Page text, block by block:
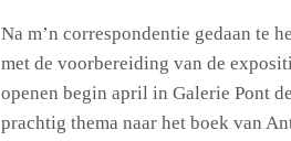
Na m’n correspondentie gedaan te
met de voorbereiding van de
openen begin april in Galerie Pont
prachtig thema naar het boek van